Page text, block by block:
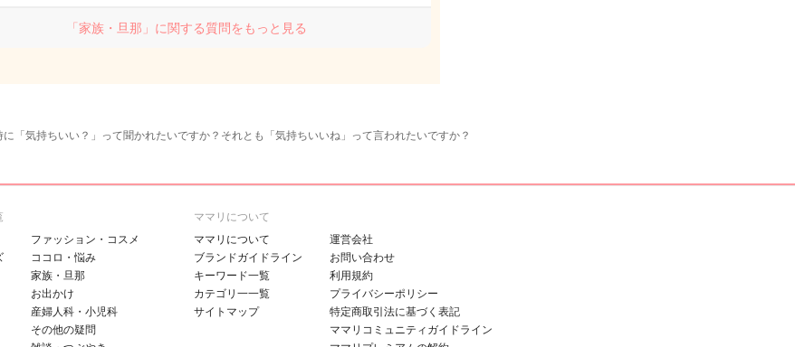
「家族・旦那」に関する質問をもっと見る
「気持ちいい？」って聞かれたいですか？それとも「気持ちいいね」って言われたいですか？
ファッション・コスメ
ココロ・悩み
家族・旦那
お出かけ
産婦人科・小児科
その他の疑問
ママリについて
ママリについて
ブランドガイドライン
キーワード一覧
カテゴリ一一覧
サイトマップ
運営会社
お問い合わせ
利用規約
プライバシーポリシー
特定商取引法に基づく表記
ママリコミュニティガイドライン